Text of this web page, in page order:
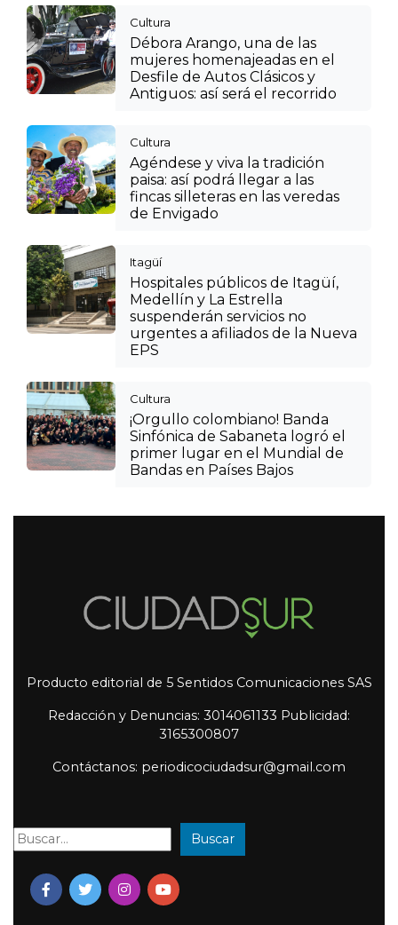
Cultura
Débora Arango, una de las
mujeres homenajeadas en el
Desfile de Autos Clásicos y
Antiguos: así será el recorrido
Cultura
Agéndese y viva la tradición
paisa: así podrá llegar a las
fincas silleteras en las veredas
de Envigado
Itagüí
Hospitales públicos de Itagüí,
Medellín y La Estrella
suspenderán servicios no
urgentes a afiliados de la Nueva
EPS
Cultura
¡Orgullo colombiano! Banda
Sinfónica de Sabaneta logró el
primer lugar en el Mundial de
Bandas en Países Bajos
Producto editorial de 5 Sentidos Comunicaciones SAS
Redacción y Denuncias: 3014061133 Publicidad:
3165300807
Contáctanos: periodicociudadsur@gmail.com
Buscar: Buscar